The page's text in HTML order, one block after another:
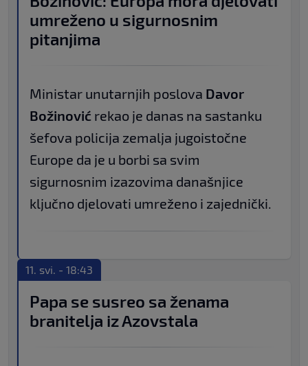
umreženo u sigurnosnim
pitanjima
Ministar unutarnjih poslova Davor
Božinović rekao je danas na sastanku
šefova policija zemalja jugoistočne
Europe da je u borbi sa svim
sigurnosnim izazovima današnjice
ključno djelovati umreženo i zajednički.
11. svi. - 18:43
Papa se susreo sa ženama
branitelja iz Azovstala